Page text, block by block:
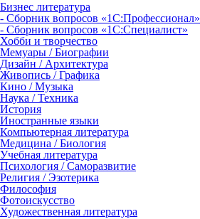
Бизнес литература
- Сборник вопросов «1С:Профессионал»
- Сборник вопросов «1С:Специалист»
Хобби и творчество
Мемуары / Биографии
Дизайн / Архитектура
Живопись / Графика
Кино / Музыка
Наука / Техника
История
Иностранные языки
Компьютерная литература
Медицина / Биология
Учебная литература
Психология / Саморазвитие
Религия / Эзотерика
Философия
Фотоискусство
Художественная литература